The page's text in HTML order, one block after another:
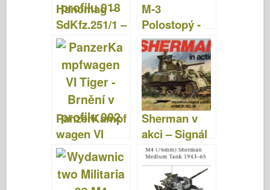
Hanomag –
SdKfz.251/1 –
Pancíř v
profilu 018
M-3
Polostopý -
Pancíř v
profilu 017
PanzerKampf
wagen VI
Tiger –
Brnění v
profilu 002
Sherman v
akci – Signál
letky SS2016